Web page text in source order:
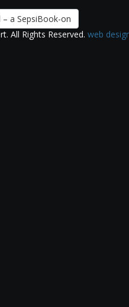
a SepsiBook-on
All Rights Reserved. web